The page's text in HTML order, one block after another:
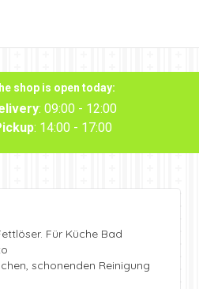
shop is open today:
: 09:00 - 12:00
: 14:00 - 17:00
Für Küche Bad
schonenden Reinigung